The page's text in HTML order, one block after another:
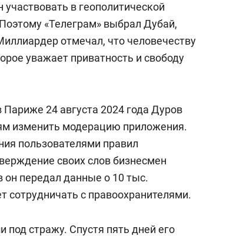
в геополитической
«Телеграм» выбрал Дубай,
отмечал, что человечеству
уважает приватность и свободу
24 августа 2024 года Дуров
изменить модерацию приложения.
пользователями правил
своих слов бизнесмен
он передал данные о 10 тыс.
сотрудничать с правоохранителями.
стражу. Спустя пять дней его